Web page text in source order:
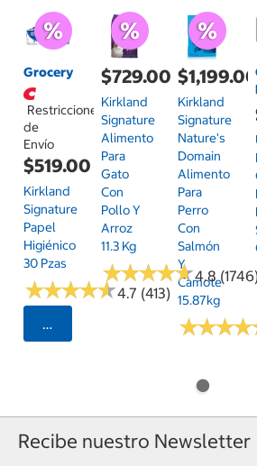
Grocery
Restricciones
de
Envío
$519.00
Kirkland
Signature
Papel
Higiénico
30 Pzas
★★★★★
★★★★★4.7 (413)
Seleccionar Código Postal
$729.00
Kirkland
Signature
Alimento
Para
Gato
Con
Pollo Y
Arroz
11.3 Kg
★★★★★
★★★★★4.8
Kirkland
Signature
Nature's
Domain
Alimento
Para
Perro
Con
Salmón
Y
Camote
15.87kg
★★★★
★★★★
Recibe nuestro Newsletter